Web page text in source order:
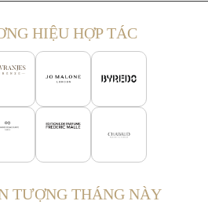
HIỆU HỢP TÁC
TƯỢNG THÁNG NÀY